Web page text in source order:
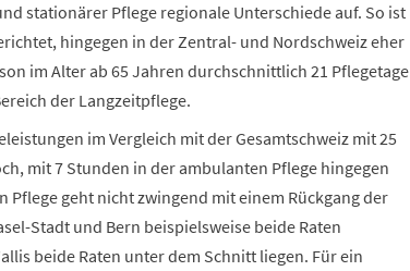
stationärer Pflege regionale Unterschiede auf. So ist
hingegen in der Zentral- und Nordschweiz eher
im Alter ab 65 Jahren durchschnittlich 21 Pflegetage
der Langzeitpflege.
im Vergleich mit der Gesamtschweiz mit 25
mit 7 Stunden in der ambulanten Pflege hingegen
geht nicht zwingend mit einem Rückgang der
Stadt und Bern beispielsweise beide Raten
beide Raten unter dem Schnitt liegen. Für ein